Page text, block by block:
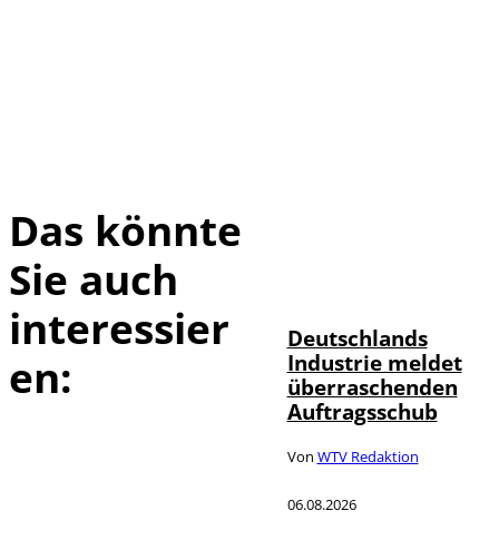
Das könnte
Sie auch
interessier
en:
Deutschlands
Industrie meldet
überraschenden
Auftragsschub
Von WTV Redaktion
06.08.2026